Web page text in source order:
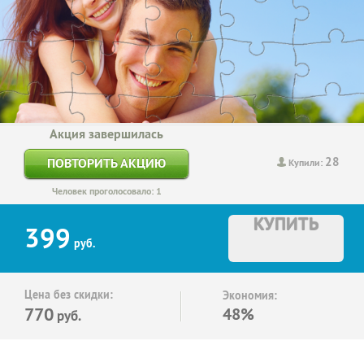
Купили: 28
Акция завершилась
ПОВТОРИТЬ АКЦИЮ
Человек проголосовало: 1
399 руб.
КУПИТЬ
Цена без скидки:
770 руб.
Экономия:
48%